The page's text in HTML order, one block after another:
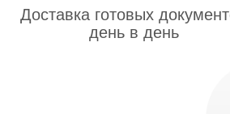
Доставка готовых
день в день